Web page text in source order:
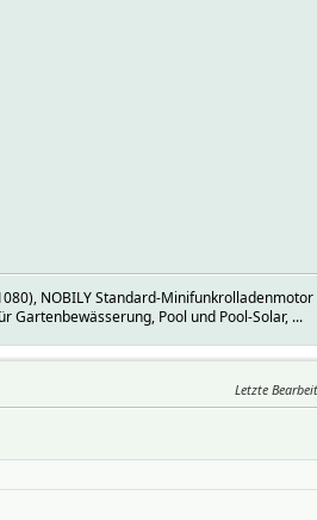
NOBILY Standard-
Gartenbewässerung, Pool und Pool-Solar, ...
Letzte